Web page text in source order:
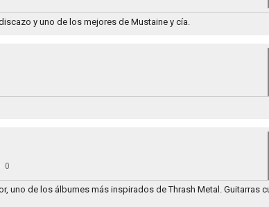
y uno de los mejores de Mustaine y cía.
0
uno de los álbumes más inspirados de Thrash Metal. Guitarras